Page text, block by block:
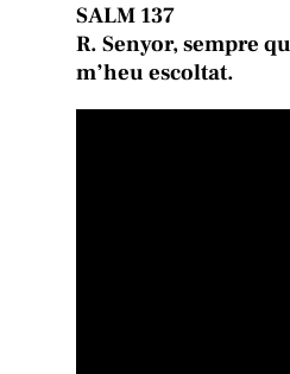
SALM 137
R. Senyor, sempre
m’heu escoltat.